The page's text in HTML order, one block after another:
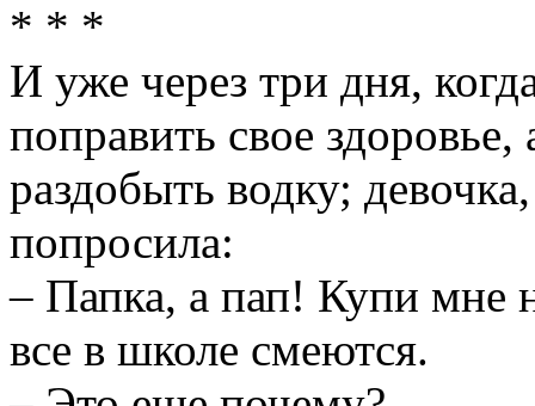
* * *
И уже через три дня,
поправить свое
раздобыть водку;
попросила:
– Папка, а пап! Купи мне
все в школе смеются.